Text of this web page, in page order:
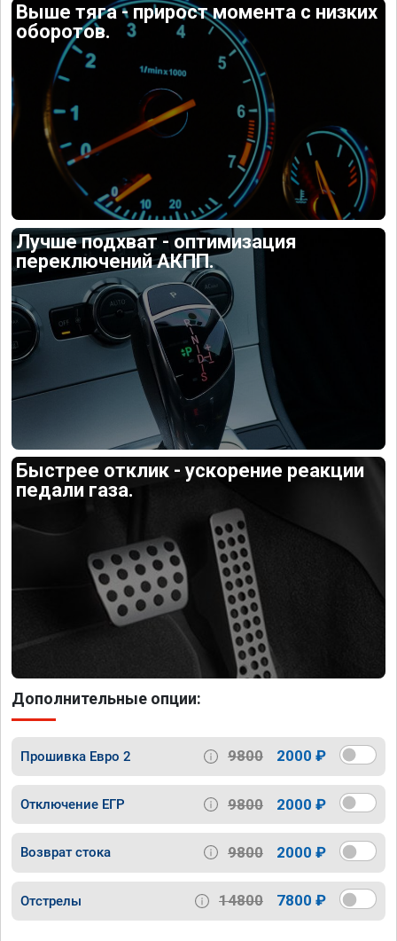
Выше тяга - прирост момента с низких
оборотов.
Лучше подхват - оптимизация
переключений АКПП.
Быстрее отклик - ускорение реакции
педали газа.
Дополнительные опции:
Прошивка Евро 2 9800 2000 ₽
Отключение ЕГР 9800 2000 ₽
Возврат стока 9800 2000 ₽
Отстрелы 14800 7800 ₽